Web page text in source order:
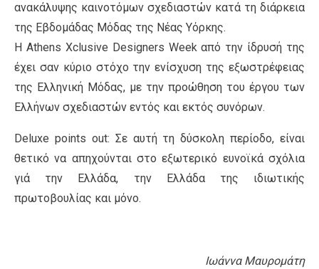
ανακάλυψης καινοτόμων σχεδιαστών κατά τη διάρκεια
της Εβδομάδας Μόδας της Νέας Υόρκης.
Η Αthens Xclusive Designers Week από την ίδρυσή της
έχει σαν κύριο στόχο την ενίσχυση της εξωστρέφειας
της Ελληνική Μόδας, με την προώθηση του έργου των
Ελλήνων σχεδιαστών εντός και εκτός συνόρων.
Deluxe points out: Σε αυτή τη δύσκολη περίοδο, είναι
θετικό να απηχούνται στο εξωτερικό ευνοϊκά σχόλια
γιά την Ελλάδα, την Ελλάδα της ιδιωτικής
πρωτοβουλίας και μόνο.
Ιωάννα Μαυρομάτη